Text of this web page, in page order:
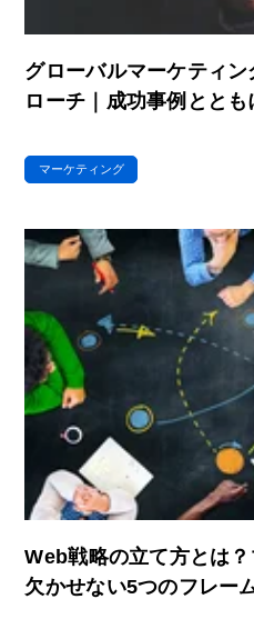
グローバルマーケティ
ローチ｜成功事例ととも
マーケティング
Web戦略の立て方とは
欠かせない5つのフレー